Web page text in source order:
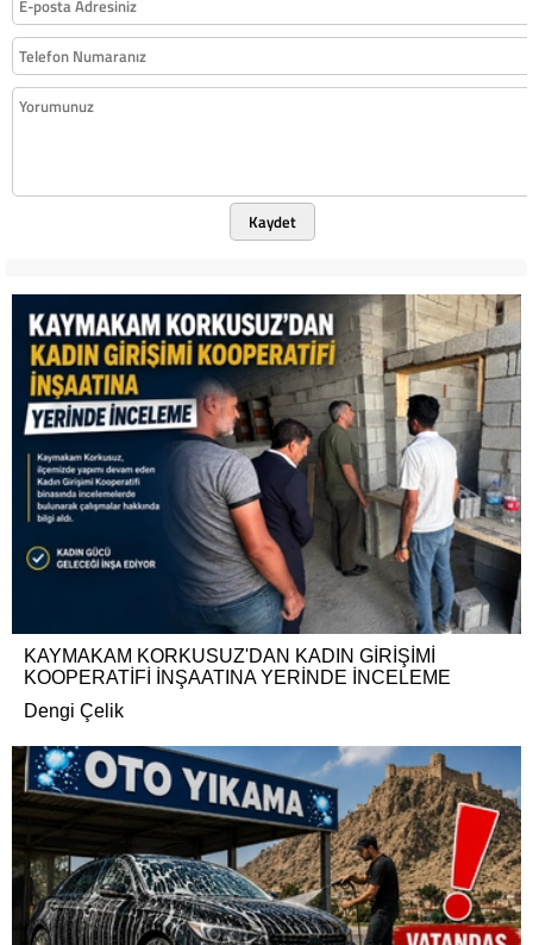
Kaydet
KAYMAKAM KORKUSUZ'DAN KADIN GİRİŞİMİ
KOOPERATİFİ İNŞAATINA YERİNDE İNCELEME
Dengi Çelik